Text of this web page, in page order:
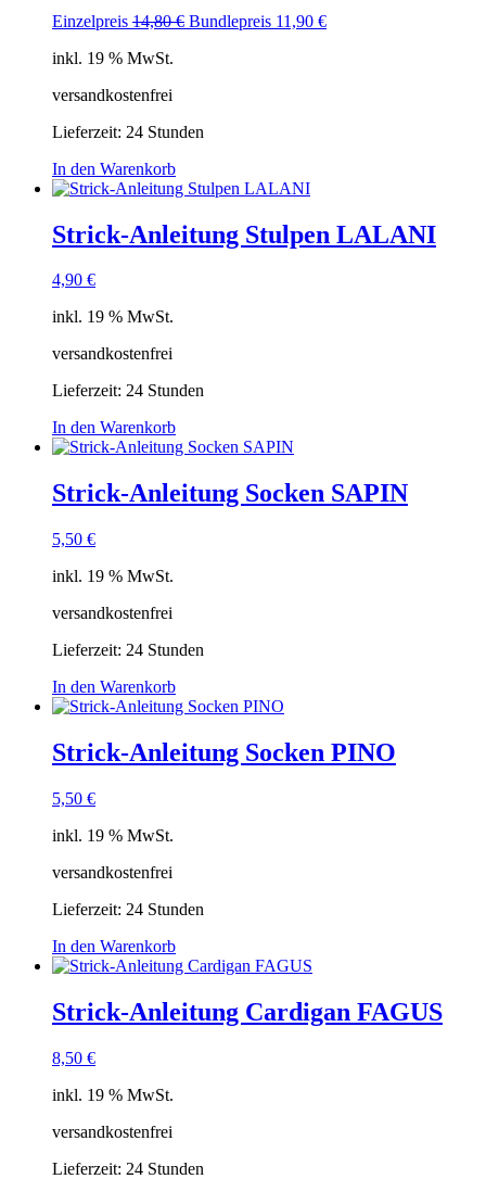
Einzelpreis 14,80€ Ursprünglicher
Bundlepreis 11,90 €Aktueller
inkl. 19 % MwSt.
versandkostenfrei
Lieferzeit: 24 Stunden
In den Warenkorb
Strick-Anleitung Stulpen LALANI
4,90 €
inkl. 19 % MwSt.
versandkostenfrei
Lieferzeit: 24 Stunden
In den Warenkorb
Strick-Anleitung Socken SAPIN
5,50 €
inkl. 19 % MwSt.
versandkostenfrei
Lieferzeit: 24 Stunden
In den Warenkorb
Strick-Anleitung Socken PINO
5,50 €
inkl. 19 % MwSt.
versandkostenfrei
Lieferzeit: 24 Stunden
In den Warenkorb
Strick-Anleitung Cardigan FAGUS
8,50 €
inkl. 19 % MwSt.
versandkostenfrei
Lieferzeit: 24 Stunden